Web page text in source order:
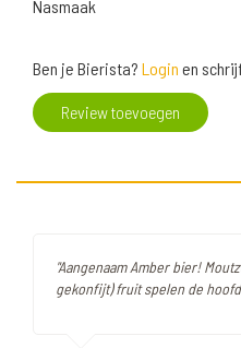
Nasmaak
Ben je Bierista? Login en
Review toevoegen
"Aangenaam Amber bier!
gekonfijt) fruit spelen de